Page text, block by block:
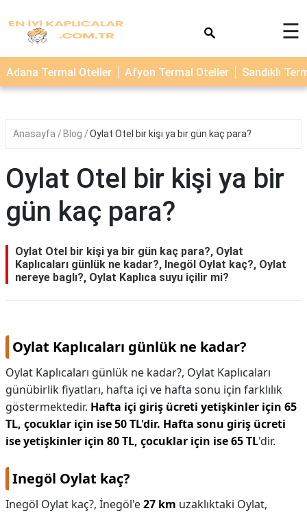
TERMAL
OTELLER
☰
Adana Termal Oteller Afyon Termal Oteller Sandıklı
Anasayfa Blog Oylat Otel bir kişi ya bir gün kaç para?
Oylat Otel bir kişi ya bir
gün kaç para?
Oylat Otel bir kişi ya bir gün kaç para?, Oylat
Kaplıcaları günlük ne kadar?, Inegöl Oylat kaç?, Oylat
nereye baglı?, Oylat Kaplıca suyu içilir mi?
Oylat Kaplıcaları günlük ne kadar?
Oylat Kaplıcaları günlük ne kadar?, Oylat Kaplıcaları
günübirlik fiyatları, hafta içi ve hafta sonu için farklılık
göstermektedir. Hafta içi giriş ücreti yetişkinler için 65
TL, çocuklar için ise 50 TL'dir. Hafta sonu giriş ücreti
ise yetişkinler için 80 TL, çocuklar için ise 65 TL'dir.
Inegöl Oylat kaç?
Inegöl Oylat kaç?, İnegöl'e27 km uzaklıktaki Oylat,